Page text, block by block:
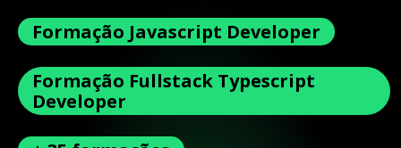
Formação Javascript Developer
Formação Fullstack Typescript
Developer